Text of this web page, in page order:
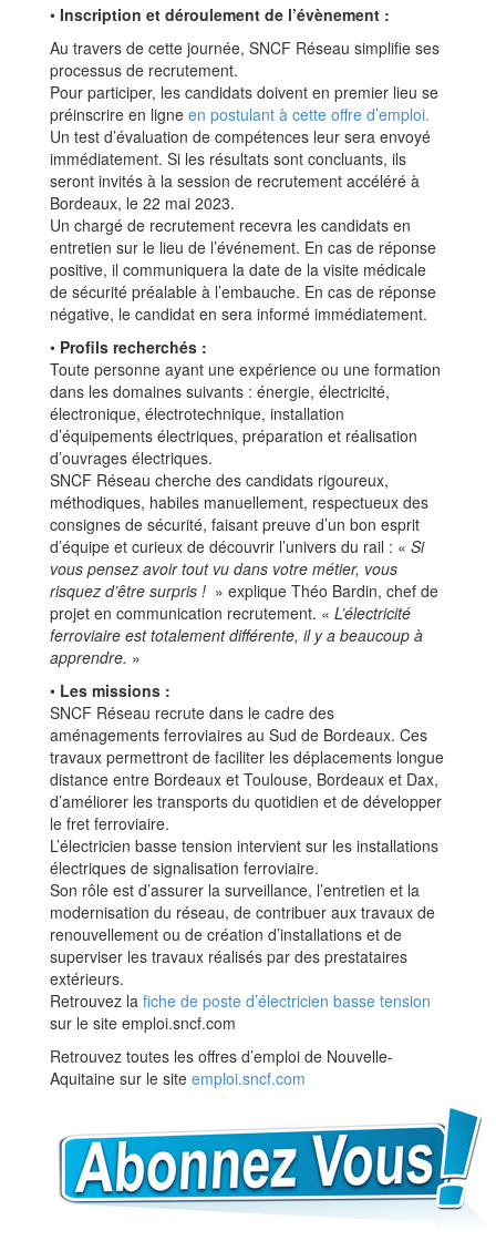
• Inscription et déroulement de l’évènement :
Au travers de cette journée, SNCF Réseau simplifie ses
processus de recrutement.
Pour participer, les candidats doivent en premier lieu se
préinscrire en ligne en postulant à cette offre d’emploi.
Un test d’évaluation de compétences leur sera envoyé
immédiatement. Si les résultats sont concluants, ils
seront invités à la session de recrutement accéléré à
Bordeaux, le 22 mai 2023.
Un chargé de recrutement recevra les candidats en
entretien sur le lieu de l’événement. En cas de réponse
positive, il communiquera la date de la visite médicale
de sécurité préalable à l’embauche. En cas de réponse
négative, le candidat en sera informé immédiatement.
• Profils recherchés :
Toute personne ayant une expérience ou une formation
dans les domaines suivants : énergie, électricité,
électronique, électrotechnique, installation
d’équipements électriques, préparation et réalisation
d’ouvrages électriques.
SNCF Réseau cherche des candidats rigoureux,
méthodiques, habiles manuellement, respectueux des
consignes de sécurité, faisant preuve d’un bon esprit
d’équipe et curieux de découvrir l’univers du rail : « Si
vous pensez avoir tout vu dans votre métier, vous
risquez d’être surpris ! » explique Théo Bardin, chef de
projet en communication recrutement. « L’électricité
ferroviaire est totalement différente, il y a beaucoup à
apprendre. »
• Les missions :
SNCF Réseau recrute dans le cadre des
aménagements ferroviaires au Sud de Bordeaux. Ces
travaux permettront de faciliter les déplacements longue
distance entre Bordeaux et Toulouse, Bordeaux et Dax,
d’améliorer les transports du quotidien et de développer
le fret ferroviaire.
L’électricien basse tension intervient sur les installations
électriques de signalisation ferroviaire.
Son rôle est d’assurer la surveillance, l’entretien et la
modernisation du réseau, de contribuer aux travaux de
renouvellement ou de création d’installations et de
superviser les travaux réalisés par des prestataires
extérieurs.
Retrouvez la fiche de poste d’électricien basse tension
sur le site emploi.sncf.com
Retrouvez toutes les offres d’emploi de Nouvelle-
Aquitaine sur le site emploi.sncf.com